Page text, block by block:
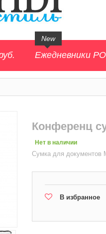
Ежедневники
New
Конференц
Нет в наличии
Сумка для документов
В избранное